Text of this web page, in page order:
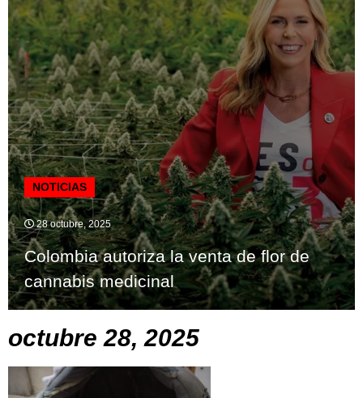
NOTICIAS
28 octubre, 2025
Colombia autoriza la venta de flor de
cannabis medicinal
octubre 28, 2025